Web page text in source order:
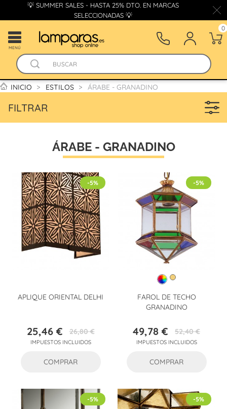
💡 SUMMER SALES - HASTA 25% DTO. EN MARCAS
SELECCIONADAS 💡
MENÚ
0
INICIO ESTILOS ÁRABE - GRANADINO
FILTRAR
ÁRABE - GRANADINO
APLIQUE ORIENTAL DELHI
Precio
25,46 €Precio
base
26,80 €
IMPUESTOS INCLUIDOS
-5%
COMPRAR
FAROL DE TECHO
GRANADINO
Precio
49,78 €Precio
base
52,40 €
IMPUESTOS INCLUIDOS
-5%
COMPRAR
-5% -5%